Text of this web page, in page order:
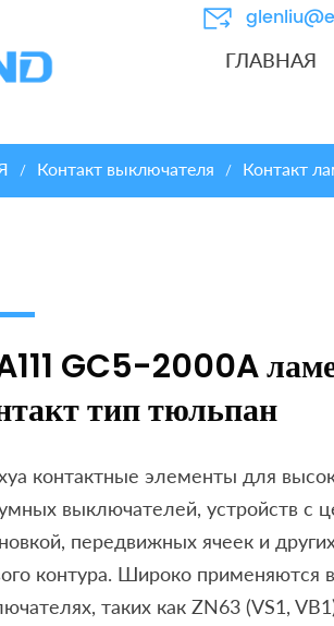
ГЛАВНАЯ
/ Контакт выключателя / Контакт
GC5-2000A
тип тюльпан
контактные элементы для
выключателей, устройств с
передвижных ячеек и
контура. Широко применяются
таких как ZN63 (VS1,